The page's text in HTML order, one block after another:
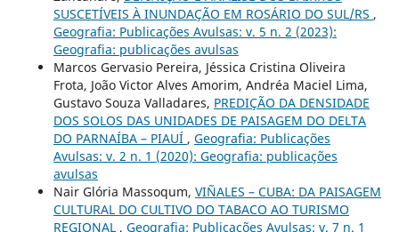
SUSCETÍVEIS À INUNDAÇÃO EM ROSÁRIO DO SUL/RS ,
Geografia: Publicações Avulsas: v. 5 n. 2 (2023):
Geografia: publicações avulsas
Marcos Gervasio Pereira, Jéssica Cristina Oliveira
Frota, João Victor Alves Amorim, Andréa Maciel Lima,
Gustavo Souza Valladares, PREDIÇÃO DA DENSIDADE
DOS SOLOS DAS UNIDADES DE PAISAGEM DO DELTA
DO PARNAÍBA – PIAUÍ , Geografia: Publicações
Avulsas: v. 2 n. 1 (2020): Geografia: publicações
avulsas
Nair Glória Massoqum, VIÑALES – CUBA: DA PAISAGEM
CULTURAL DO CULTIVO DO TABACO AO TURISMO
REGIONAL , Geografia: Publicações Avulsas: v. 7 n. 1